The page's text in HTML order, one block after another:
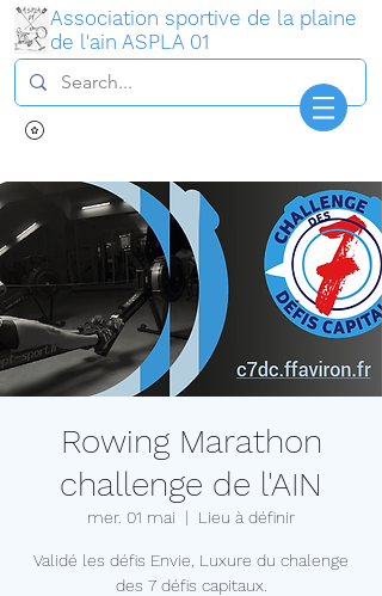
Association sportive de la plaine
de l'ain ASPLA 01
Connexion
Rowing Marathon
challenge de l'AIN
mer. 01 mai
  |
Lieu à définir
Validé les défis Envie, Luxure du chalenge
des 7 défis capitaux.